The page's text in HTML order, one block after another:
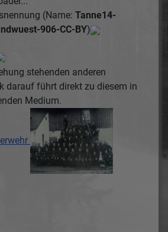
(Name: Tanne14-
906-CC-BY)
stehenden anderen
darauf führt direkt zu diesem in
Medium.